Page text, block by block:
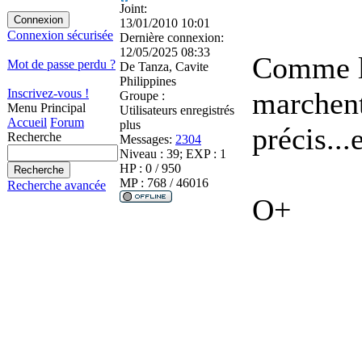
Connexion sécurisée
Mot de passe perdu ?
Inscrivez-vous !
Menu Principal
Accueil Forum
Recherche
Recherche avancée
Joint:
13/01/2010 10:01
Dernière connexion:
12/05/2025 08:33
De Tanza, Cavite
Philippines
Groupe :
Utilisateurs enregistrés
plus
Messages: 2304
Niveau : 39; EXP : 1
HP : 0 / 950
MP : 768 / 46016
Comme
O+